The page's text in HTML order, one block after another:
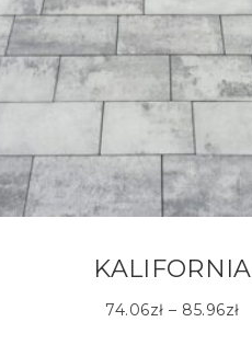
KALIFORNIA
74.06zł – 85.96zł